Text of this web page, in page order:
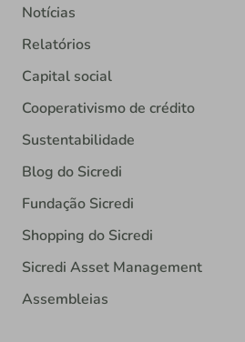
Notícias
Relatórios
Capital social
Cooperativismo de crédito
Sustentabilidade
Blog do Sicredi
Fundação Sicredi
Shopping do Sicredi
Sicredi Asset Management
Assembleias